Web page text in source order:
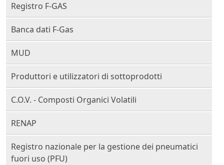
Registro F-GAS
Banca dati F-Gas
MUD
Produttori e utilizzatori di sottoprodotti
C.O.V. - Composti Organici Volatili
RENAP
Registro nazionale per la gestione dei pneumatici
fuori uso (PFU)